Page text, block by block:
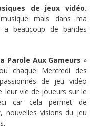
de jeux vidéo.
mais dans ma
beaucoup de bandes
Parole Aux Gameurs »
chaque Mercredi des
de jeu vidéo
leur vie de joueurs sur le
car cela permet de
nouvelles visions du jeu